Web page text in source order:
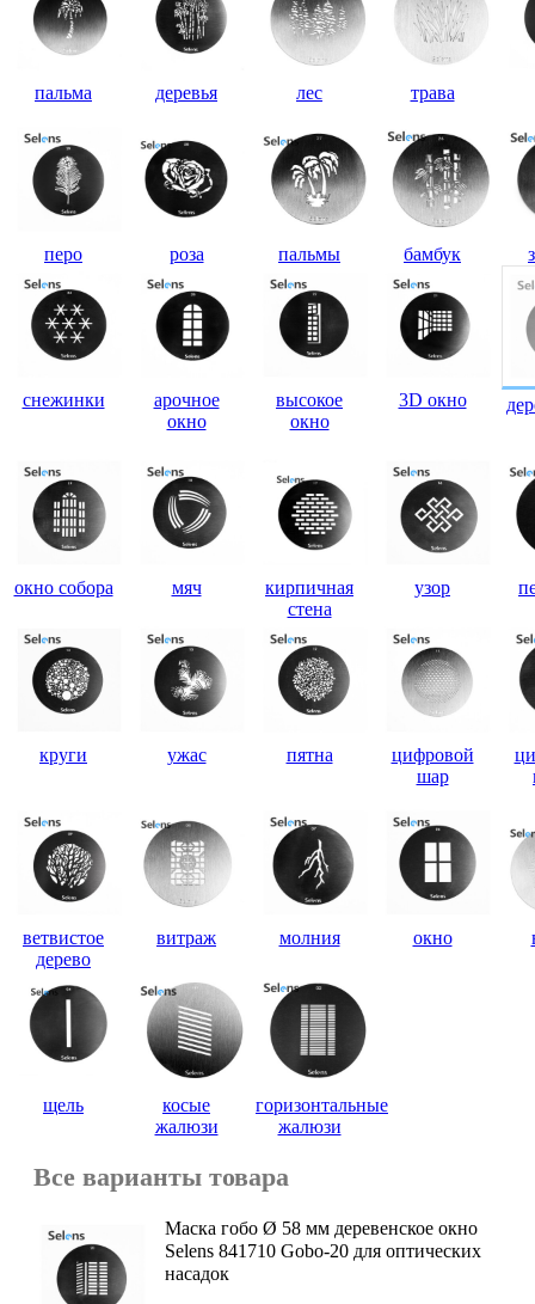
пальма деревья лес трава
перо роза пальмы бамбук
снежинки
арочное
окно
высокое
окно
3D окно
окно собора мяч
кирпичная
стена
узор
круги ужас пятна
цифровой
шар
ветвистое
дерево
витраж молния окно
щель
косые
жалюзи
горизонтальные
жалюзи
Все варианты товара
Маска гобо Ø 58 мм деревенское окно
Selens 841710 Gobo-20 для оптических
насадок